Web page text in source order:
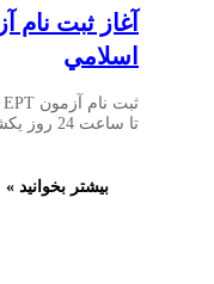
اسلامي
تا ساعت 24 روز یکشنبه 29 آذر ادامه…
بیشتر بخوانید »